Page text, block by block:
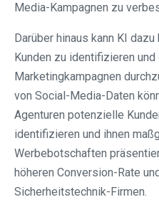
Media-Kampagnen zu
Darüber hinaus kann KI
Kunden zu identifizieren
Marketingkampagnen
von Social-Media-Daten
Agenturen potenzielle
identifizieren und ihnen
Werbebotschaften
höheren Conversion-Rate
Sicherheitstechnik-Firmen.